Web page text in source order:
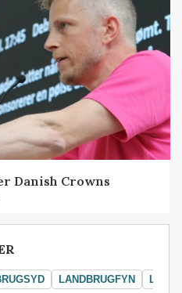
Danish Crowns
LANDBRUGFYN